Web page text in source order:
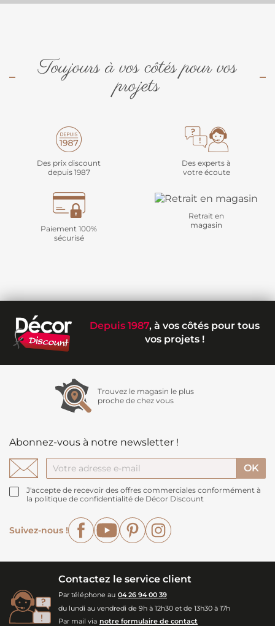
Toujours à vos côtés pour vos
projets
Des prix discount
depuis 1987
Des experts à
votre écoute
Paiement 100%
sécurisé
Retrait en
magasin
Depuis 1987, à vos côtés pour tous
vos projets !
Trouvez le magasin le plus
proche de chez vous
Abonnez-vous à notre newsletter !
J'accepte de recevoir des offres commerciales conformément à
la politique de confidentialité de Décor Discount
Suivez-nous !
FacebookYouTubePinterest
Contactez le service client
Par téléphone au 04 26 94 00 39
du lundi au vendredi de 9h à 12h30 et de 13h30 à 17h
Par mail via notre formulaire de contact